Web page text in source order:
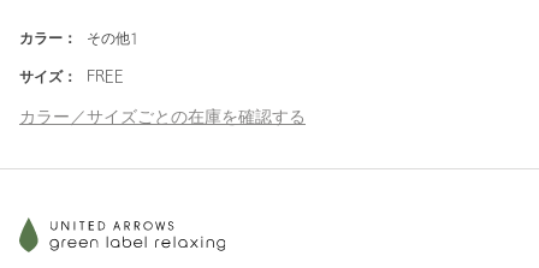
カラー： その他1
サイズ： FREE
カラー／サイズごとの在庫を確認する